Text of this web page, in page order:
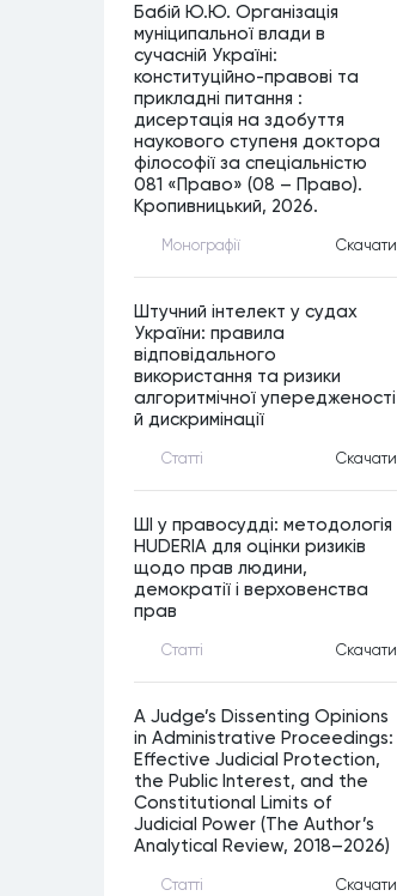
Бабій Ю.Ю. Організація
муніципальної влади в
сучасній Україні:
конституційно-правові та
прикладні питання :
дисертація на здобуття
наукового ступеня доктора
філософії за спеціальністю
081 «Право» (08 – Право).
Кропивницький, 2026.
Монографiї Скачати
Штучний інтелект у судах
України: правила
відповідального
використання та ризики
алгоритмічної упередженості
й дискримінації
Статтi Скачати
ШІ у правосудді: методологія
HUDERIA для оцінки ризиків
щодо прав людини,
демократії і верховенства
прав
Статтi Скачати
A Judge’s Dissenting Opinions
in Administrative Proceedings:
Effective Judicial Protection,
the Public Interest, and the
Constitutional Limits of
Judicial Power (The Author’s
Analytical Review, 2018–2026)
Статтi Скачати